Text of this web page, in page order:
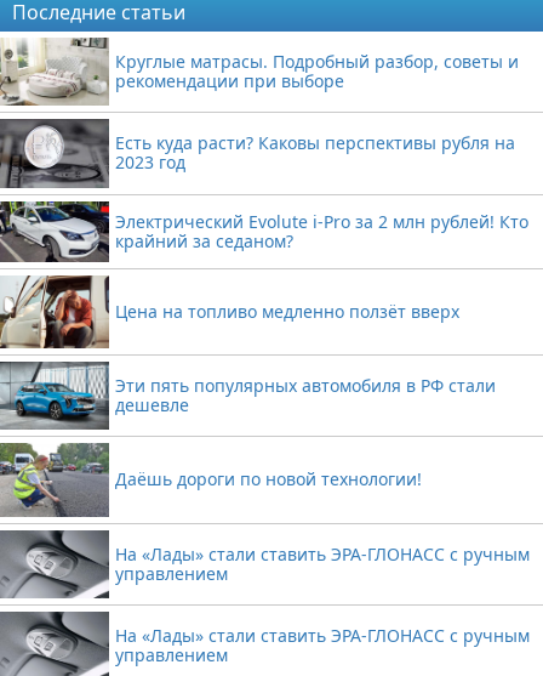
Последние статьи
Круглые матрасы. Подробный разбор, советы и
рекомендации при выборе
Есть куда расти? Каковы перспективы рубля на
2023 год
Электрический Evolute i-Pro за 2 млн рублей! Кто
крайний за седаном?
Цена на топливо медленно ползёт вверх
Эти пять популярных автомобиля в РФ стали
дешевле
Даёшь дороги по новой технологии!
На «Лады» стали ставить ЭРА-ГЛОНАСС с ручным
управлением
На «Лады» стали ставить ЭРА-ГЛОНАСС с ручным
управлением